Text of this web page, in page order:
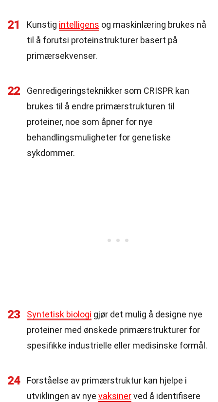
21 Kunstig intelligens og maskinlæring brukes nå
til å forutsi proteinstrukturer basert på
primærsekvenser.
22
Genredigeringsteknikker som CRISPR kan
brukes til å endre primærstrukturen til
proteiner, noe som åpner for nye
behandlingsmuligheter for genetiske
sykdommer.
23 Syntetisk biologi gjør det mulig å designe nye
proteiner med ønskede primærstrukturer for
spesifikke industrielle eller medisinske formål.
24
Forståelse av primærstruktur kan hjelpe i
utviklingen av nye vaksinerved å identifisere